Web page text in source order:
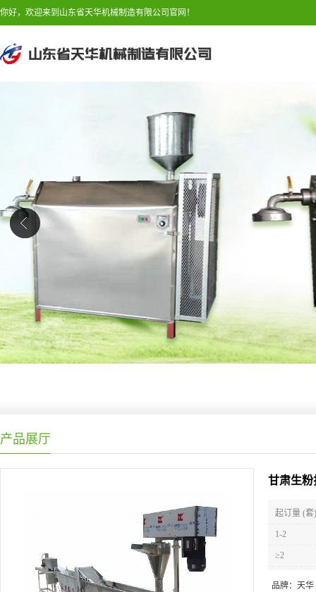
你好，欢迎来到山东省天华机械制造有限公司官网！
产品展厅
甘肃生粉
起订量 (套)
1-2
≥2
品牌： 天华